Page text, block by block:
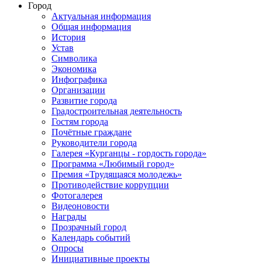
Город
Актуальная информация
Общая информация
История
Устав
Символика
Экономика
Инфографика
Организации
Развитие города
Градостроительная деятельность
Гостям города
Почётные граждане
Руководители города
Галерея «Курганцы - гордость города»
Программа «Любимый город»
Премия «Трудящаяся молодежь»
Противодействие коррупции
Фотогалерея
Видеоновости
Награды
Прозрачный город
Календарь событий
Опросы
Инициативные проекты